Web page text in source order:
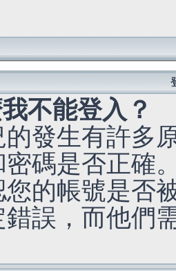
不能登入？
的發生有許多
密碼是否正確
的帳號是否
誤，而他們